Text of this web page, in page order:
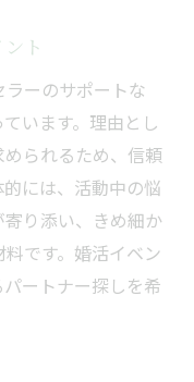
ト
ーのサポートな
います。理由とし
られるため、信頼
には、活動中の悩
り添い、きめ細か
です。婚活イベン
ートナー探しを希